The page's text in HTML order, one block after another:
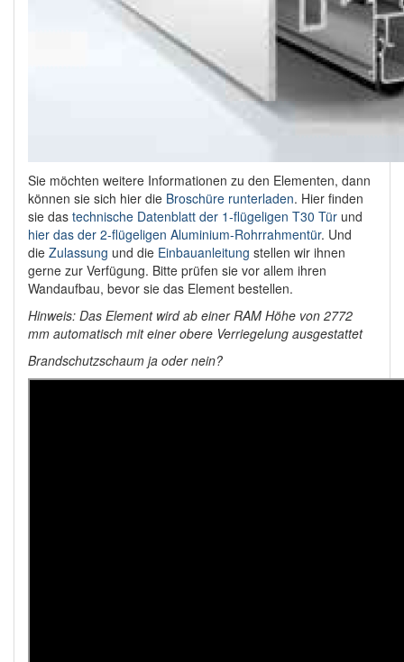
Sie möchten weitere Informationen zu den Elementen, dann
können sie sich hier die Broschüre runterladen. Hier finden
sie das technische Datenblatt der 1-flügeligen T30 Tür und
hier das der 2-flügeligen Aluminium-Rohrrahmentür. Und
die Zulassung und die Einbauanleitung stellen wir ihnen
gerne zur Verfügung. Bitte prüfen sie vor allem ihren
Wandaufbau, bevor sie das Element bestellen.
Hinweis: Das Element wird ab einer RAM Höhe von 2772
mm automatisch mit einer obere Verriegelung ausgestattet
Brandschutzschaum ja oder nein?